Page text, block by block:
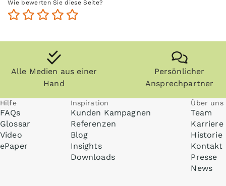
Nutzung steigert zudem die Glaubwürdigkeit und
Anzeigen können zudem nachgeblättert und
Internet praktisch überall gelesen werden, zum Beispiel
Wie bewerten Sie diese Seite?
Alle Medien aus einer
Hand
Persönlicher
Ansprechpartner
Hilfe
FAQs
Glossar
Video
ePaper
Inspiration
Kunden Kampagnen
Referenzen
Blog
Insights
Downloads
Über uns
Team
Karriere
Historie
Kontakt
Presse
News